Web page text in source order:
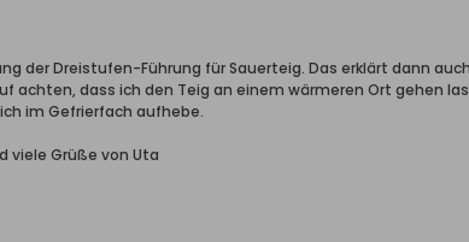
der Dreistufen-Führung für Sauerteig. Das erklärt dann
achten, dass ich den Teig an einem wärmeren Ort gehen
im Gefrierfach aufhebe.
viele Grüße von Uta